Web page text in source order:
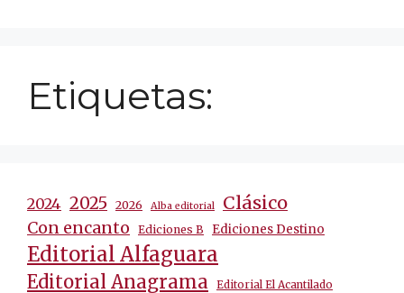
Etiquetas:
2024 2025 2026 Alba editorial Clásico
Con encanto Ediciones B Ediciones Destino
Editorial Alfaguara
Editorial Anagrama Editorial El Acantilado